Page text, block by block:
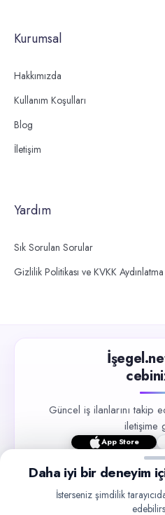
Kurumsal
Hakkımızda
Kullanım Koşulları
Blog
İletişim
Yardım
Sık Sorulan Sorular
Gizlilik Politikası ve KVKK
Güncel iş ilanlarını takip
iletişime
App Store
Daha iyi bir deneyim
İsterseniz şimdilik